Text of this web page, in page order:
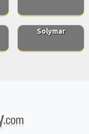
Solymar